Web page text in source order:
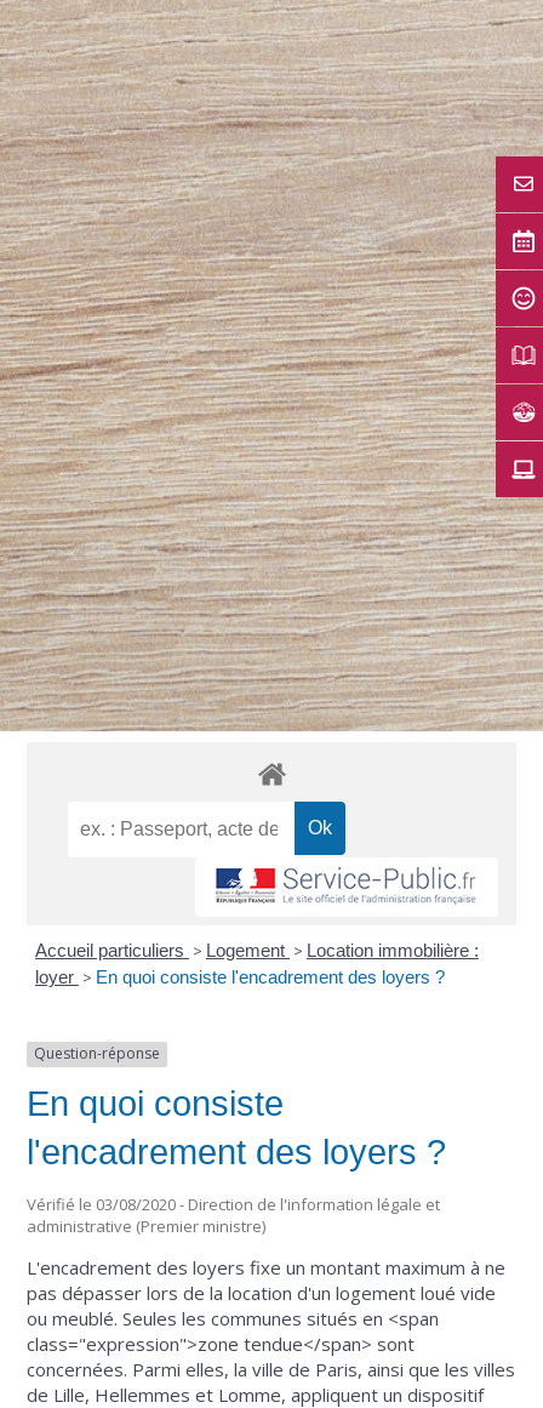
Accueil particuliers > Logement > Location immobilière :
loyer > En quoi consiste l'encadrement des loyers ?
Question-réponse
En quoi consiste
l'encadrement des loyers ?
Vérifié le 03/08/2020 - Direction de l'information légale et
administrative (Premier ministre)
L'encadrement des loyers fixe un montant maximum à ne
pas dépasser lors de la location d'un logement loué vide
ou meublé. Seules les communes situés en <span
class="expression">zone tendue</span> sont
concernées. Parmi elles, la ville de Paris, ainsi que les villes
de Lille, Hellemmes et Lomme, appliquent un dispositif